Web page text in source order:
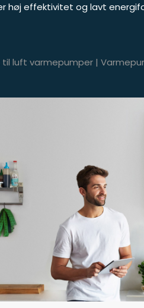
høj effektivitet og lavt
til luft varmepumper |